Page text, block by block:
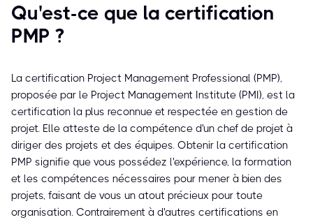
Qu'est-ce que la certification
PMP ?
La certification Project Management Professional (PMP),
proposée par le Project Management Institute (PMI), est la
certification la plus reconnue et respectée en gestion de
projet. Elle atteste de la compétence d'un chef de projet à
diriger des projets et des équipes. Obtenir la certification
PMP signifie que vous possédez l'expérience, la formation
et les compétences nécessaires pour mener à bien des
projets, faisant de vous un atout précieux pour toute
organisation. Contrairement à d'autres certifications en